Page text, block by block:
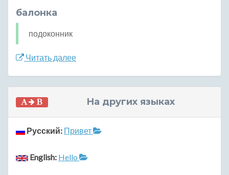
балонка
подоконник
Читать далее
На других языках
Русский: Привет
English: Hello